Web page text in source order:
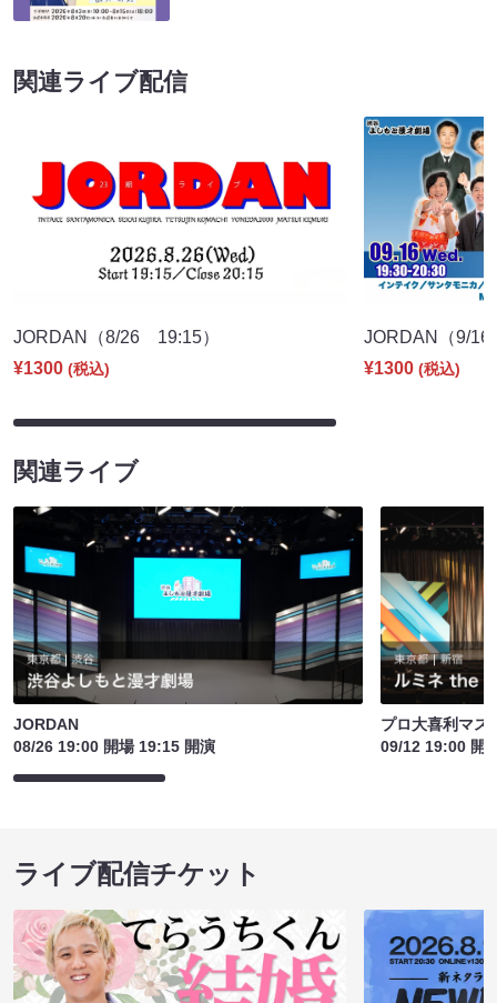
関連ライブ配信
JORDAN（8/26 19:15）
¥1300 (税込)
JORDAN（9/
¥1300 (税込)
関連ライブ
JORDAN
08/26 19:00 開場 19:15 開演
プロ大喜利マス
09/12 19:00 開
ライブ配信チケット